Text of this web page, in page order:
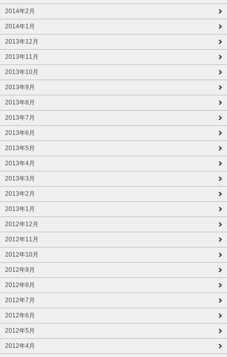
2014年2月
2014年1月
2013年12月
2013年11月
2013年10月
2013年9月
2013年8月
2013年7月
2013年6月
2013年5月
2013年4月
2013年3月
2013年2月
2013年1月
2012年12月
2012年11月
2012年10月
2012年9月
2012年8月
2012年7月
2012年6月
2012年5月
2012年4月